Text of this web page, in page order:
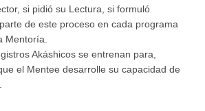
si pidió su Lectura, si formuló
de este proceso en cada programa
Mentoría.
Akáshicos se entrenan para,
el Mentee desarrolle su capacidad de